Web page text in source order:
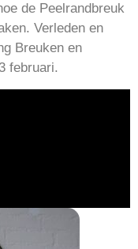
de Peelrandbreuk
Verleden en
Breuken en
februari.